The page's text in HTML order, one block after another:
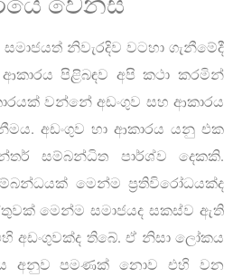
නිවැරදිව වටහා ගැනීමේදී
පිළිබඳව අපි කථා කරමින්
වන්නේ අඩංගුව සහ ආකාරය
අඩංගුව හා ආකාරය යනු එක
සම්බන්ධිත පාර්ශ්ව දෙකකි.
මෙන්ම ප්‍රතිවිරෝධයක්ද
මෙන්ම සමාජයද සකස්ව ඇති
අඩංගුවක්ද තිබේ. ඒ නිසා ලෝකය
අනුව පමණක් නොව එහි වන